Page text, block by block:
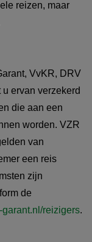
reizen, maar
VvKR, DRV
ervan verzekerd
die aan een
worden. VZR
van
een reis
zijn
de
garant.nl/reizigers.